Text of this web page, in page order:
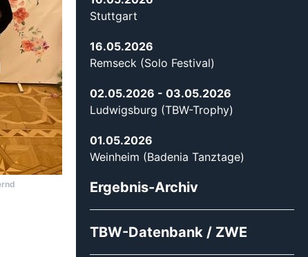
Stuttgart
16.05.2026
Remseck (Solo Festival)
02.05.2026 - 03.05.2026
Ludwigsburg (TBW-Trophy)
01.05.2026
Weinheim (Badenia Tanztage)
Ergebnis-Archiv
TBW-Datenbank / ZWE